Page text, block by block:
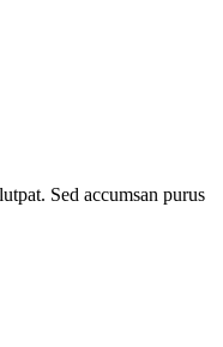
Sed accumsan purus